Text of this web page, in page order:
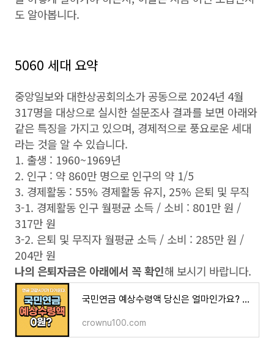
도 알아봅니다.
5060 세대 요약
중앙일보와 대한상공회의소가 공동으로 2024년 4월
317명을 대상으로 실시한 설문조사 결과를 보면 아래와
같은 특징을 가지고 있으며, 경제적으로 풍요로운 세대
라는 것을 알 수 있습니다.
1. 출생 : 1960~1969년
2. 인구 : 약 860만 명으로 인구의 약 1/5
3. 경제활동 : 55% 경제활동 유지, 25% 은퇴 및 무직
3-1. 경제활동 인구 월평균 소득 / 소비 : 801만 원 /
317만 원
3-2. 은퇴 및 무직자 월평균 소득 / 소비 : 285만 원 /
204만 원
나의 은퇴자금은 아래에서 꼭 확인해 보시기 바랍니다.
국민연금 예상수령액 당신은 얼마인가요? ㅇㅇ년 고갈 된다는데...
crownu100.com